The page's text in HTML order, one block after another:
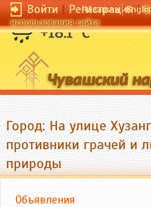
Войти|Регистрация|
использования сайта
Чӑвашла
+18.1 °C
Город: На улице
противники грачей и
природы
Объявления